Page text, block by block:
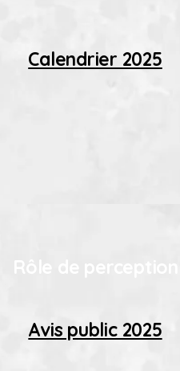
Calendrier 2025
Avis public 2025